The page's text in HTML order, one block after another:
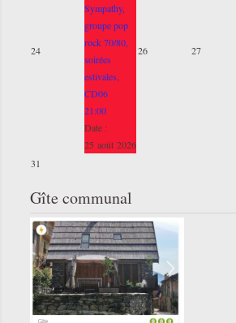
24
Sympathy,
groupe pop
rock 70/80,
soirées
estivales,
CD06
21:00
Date :
25 août 2026
26 27
31
Gîte communal